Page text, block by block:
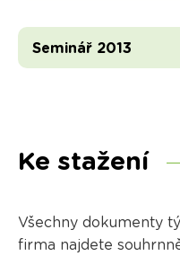
Seminář 2013
Ke stažení
Všechny dokumenty
firma najdete